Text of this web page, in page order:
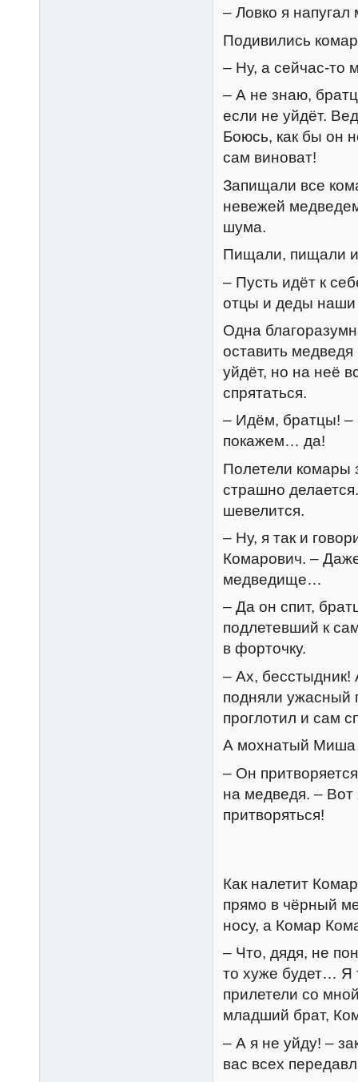
– Ловко я
Подивились
– Ну, а сейчас-то
– А не знаю,
если не уйдёт.
Боюсь, как бы он
сам виноват!
Запищали все
невежей
шума.
Пищали, пищали и
– Пусть идёт к
отцы и деды наши
Одна
оставить медведя
уйдёт, но на неё
спрятаться.
– Идём, братцы! –
покажем… да!
Полетели комары
страшно
шевелится.
– Ну, я так и
Комарович. –
медведище…
– Да он спит,
подлетевший к
в форточку.
– Ах,
подняли ужасный
проглотил и сам
А мохнатый Миша
– Он
на медведя. –
притворяться!
Как налетит
прямо в чёрный
носу, а Комар
– Что, дядя, не
то хуже будет… Я
прилетели со
младший брат,
– А я не уйду! –
вас всех